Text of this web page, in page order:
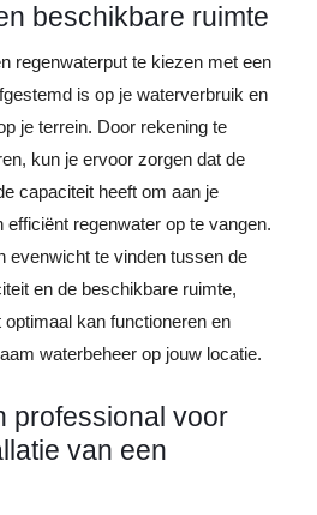
beschikbare ruimte
regenwaterput te kiezen met een
is op je waterverbruik en
je terrein. Door rekening te
kun je ervoor zorgen dat de
capaciteit heeft om aan je
efficiënt regenwater op te vangen.
evenwicht te vinden tussen de
en de beschikbare ruimte,
kan functioneren en
waterbeheer op jouw locatie.
professional voor
van een